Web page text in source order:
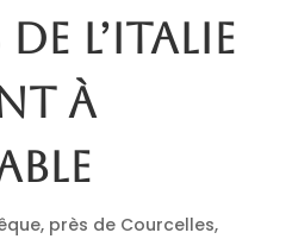
l’Italie
à
près de Courcelles,